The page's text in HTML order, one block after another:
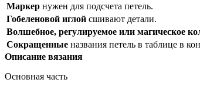
Маркер нужен для подсчета петель.
Гобеленовой иглой сшивают детали.
Волшебное, регулируемое или магическое
Сокращенные названия петель в таблице в
Описание вязания
Основная часть